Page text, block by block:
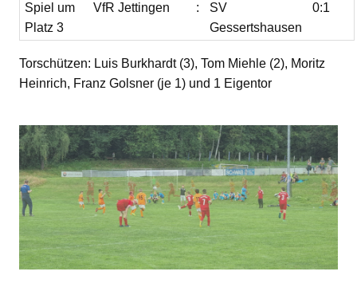
Spiel um
Platz 3
VfR Jettingen :
SV
Gessertshausen
0:1
Torschützen: Luis Burkhardt (3), Tom Miehle (2), Moritz
Heinrich, Franz Golsner (je 1) und 1 Eigentor